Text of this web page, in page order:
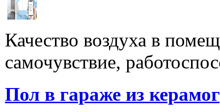
Качество воздуха в
самочувствие,
Пол в гараже из